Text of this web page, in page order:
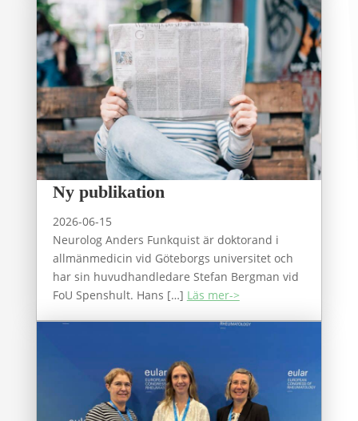
Ny publikation
2026-06-15
Neurolog Anders Funkquist är doktorand i
allmänmedicin vid Göteborgs universitet och
har sin huvudhandledare Stefan Bergman vid
FoU Spenshult. Hans […] Läs mer->